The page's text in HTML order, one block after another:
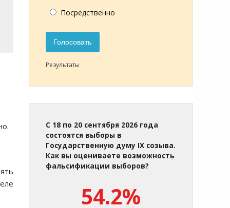
Посредственно
Голосовать
Результаты
С 18 по 20 сентября 2026 года
состоятся выборы в
Государственную думу IX созыва.
Как вы оцениваете возможность
фальсификации выборов?
54.2%